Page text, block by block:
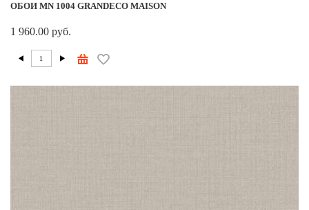
ОБОИ MN 1004 GRANDECO MAISON
1 960.00 руб.